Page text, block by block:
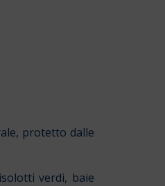
protetto dalle
verdi, baie